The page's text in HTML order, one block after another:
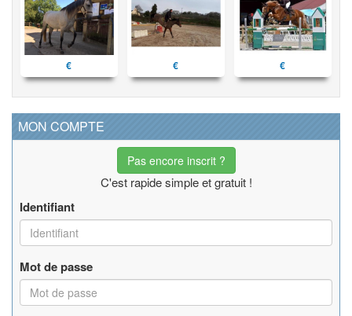
€ € €
MON COMPTE
Pas encore inscrit ?
C'est rapide simple et gratuit !
Identifiant
Mot de passe